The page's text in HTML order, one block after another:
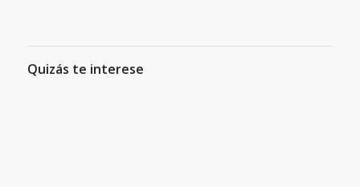
Quizás te interese